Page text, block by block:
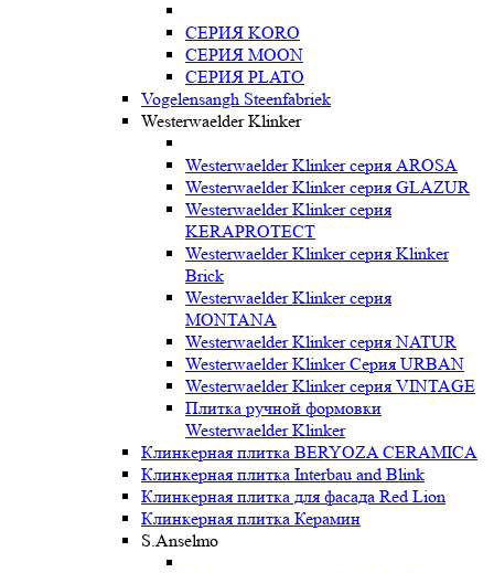
СЕРИЯ KORO
СЕРИЯ MOON
СЕРИЯ PLATO
Vogelensangh Steenfabriek
Westerwaelder Klinker
Westerwaelder Klinker серия AROSA
Westerwaelder Klinker серия GLAZUR
Westerwaelder Klinker серия
KERAPROTECT
Westerwaelder Klinker серия Klinker
Brick
Westerwaelder Klinker серия
MONTANA
Westerwaelder Klinker серия NATUR
Westerwaelder Klinker Серия URBAN
Westerwaelder Klinker серия VINTAGE
Плитка ручной формовки
Westerwaelder Klinker
Клинкерная плитка BERYOZA CERAMICA
Клинкерная плитка Interbau and Blink
Клинкерная плитка для фасада Red Lion
Клинкерная плитка Керамин
S.Anselmo